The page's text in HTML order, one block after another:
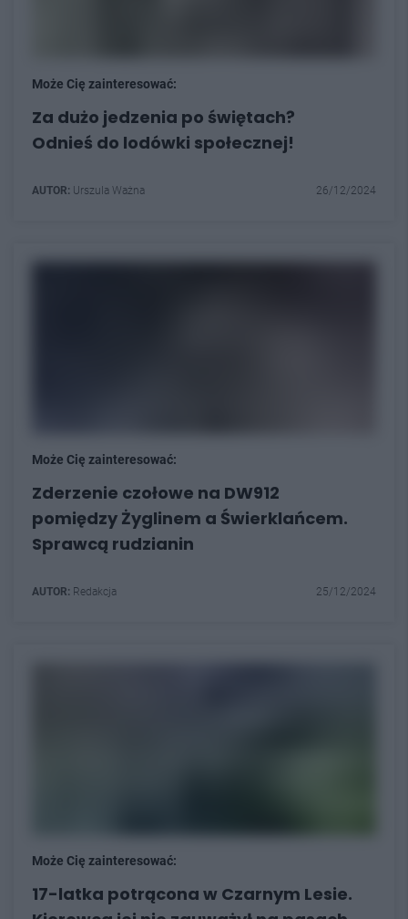
Może Cię zainteresować:
Za dużo jedzenia po świętach?
Odnieś do lodówki społecznej!
AUTOR: Urszula Ważna 26/12/2024
Może Cię zainteresować:
Zderzenie czołowe na DW912
pomiędzy Żyglinem a Świerklańcem.
Sprawcą rudzianin
AUTOR: Redakcja 25/12/2024
Może Cię zainteresować:
17-latka potrącona w Czarnym Lesie.